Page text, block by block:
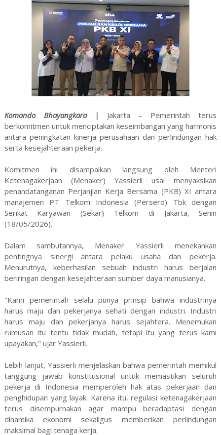
Komando Bhayangkara | Jakarta – Pemerintah terus
berkomitmen untuk menciptakan keseimbangan yang harmonis
antara peningkatan kinerja perusahaan dan perlindungan hak
serta kesejahteraan pekerja.
Komitmen ini disampaikan langsung oleh Menteri
Ketenagakerjaan (Menaker) Yassierli usai menyaksikan
penandatanganan Perjanjian Kerja Bersama (PKB) XI antara
manajemen PT Telkom Indonesia (Persero) Tbk dengan
Serikat Karyawan (Sekar) Telkom di Jakarta, Senin
(18/05/2026).
Dalam sambutannya, Menaker Yassierli menekankan
pentingnya sinergi antara pelaku usaha dan pekerja.
Menurutnya, keberhasilan sebuah industri harus berjalan
beriringan dengan kesejahteraan sumber daya manusianya.
"Kami pemerintah selalu punya prinsip bahwa industrinya
harus maju dan pekerjanya sehati dengan industri. Industri
harus maju dan pekerjanya harus sejahtera. Menemukan
rumusan itu tentu tidak mudah, tetapi itu yang terus kami
upayakan," ujar Yassierli.
Lebih lanjut, Yassierli menjelaskan bahwa pemerintah memikul
tanggung jawab konstitusional untuk memastikan seluruh
pekerja di Indonesia memperoleh hak atas pekerjaan dan
penghidupan yang layak. Karena itu, regulasi ketenagakerjaan
terus disempurnakan agar mampu beradaptasi dengan
dinamika ekonomi sekaligus memberikan perlindungan
maksimal bagi tenaga kerja.